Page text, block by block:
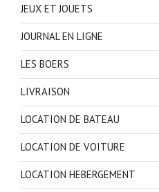
JEUX ET JOUETS
JOURNAL EN LIGNE
LES BOERS
LIVRAISON
LOCATION DE BATEAU
LOCATION DE VOITURE
LOCATION HEBERGEMENT